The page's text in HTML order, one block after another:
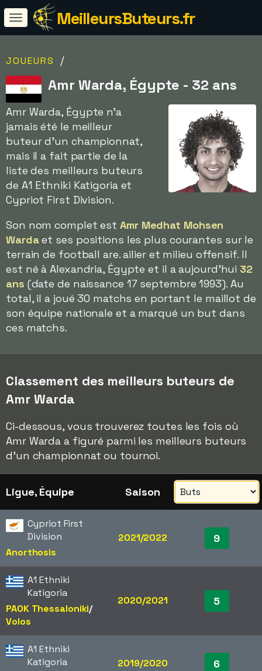
MeilleursButeurs.fr
JOUEURS /
Amr Warda, Égypte - 32 ans
Amr Warda, Égypte n'a
jamais été le meilleur
buteur d'un championnat,
mais il a fait partie de la
liste des meilleurs buteurs
de A1 Ethniki Katigoria et
Cypriot First Division.
Son nom complet est Amr Medhat Mohsen
Wardaet ses positions les plus courantes sur le
terrain de football are. ailier et milieu offensif. Il
est né à Alexandria, Égypte et il a aujourd'hui 32
ans (date de naissance 17 septembre 1993). Au
total, il a joué 30 matchs en portant le maillot de
son équipe nationale et a marqué un but dans
ces matchs.
Classement des meilleurs buteurs de
Amr Warda
Ci-dessous, vous trouverez toutes les fois où
Amr Warda a figuré parmi les meilleurs buteurs
d'un championnat ou tournoi.
Ligue, Équipe Saison
Cypriot First
Division
Anorthosis
2021/2022 9
A1 Ethniki
Katigoria
PAOK Thessaloniki/​
Volos
2020/2021 5
A1 Ethniki
Katigoria
2019/2020 6